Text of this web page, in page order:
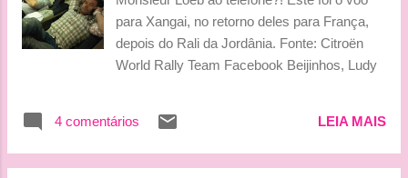
substituído por Nick Heidfeld na Renault durante a temporada
de 2011 da Fórmula-1. Ainda não há uma data para a saída
para Xangai, no retorno deles para França,
depois do Rali da Jordânia. Fonte: Citroën
World Rally Team Facebook Beijinhos, Ludy
4 comentários LEIA MAIS